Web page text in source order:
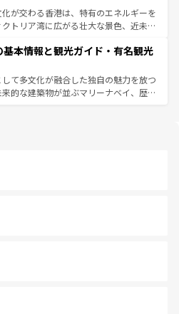
。どの地域を訪れてもあたたかい人々
れるので、きっと忘れられない旅にな
、南部ではプーケットやクラビの美し
気分を楽しむことができる。タイ料理
中温暖で、どの季節にも異なる楽しみ
みやすいタイの人々、仏教を中心とし
な観光資源が、訪れる旅人を魅了し続
新着のタイ情報はコンテンツ一覧を参照して
が交わる香港は、特有のエネルギーを
トリア湾に広がる壮大な景色、近未来
感動するはず。観光スポットが密集し
どころを回れるのも魅力。息をのむよ
な体験まで、香港を存分に楽しみ尽く
着の香港情報はコンテンツ一覧を参照して
基本情報と観光ガイド・有名観光
て多文化が融合した独自の魅力を放つ
的な建築物が並ぶマリーナベイ、歴史
元の風情を楽しめる外せないスポット